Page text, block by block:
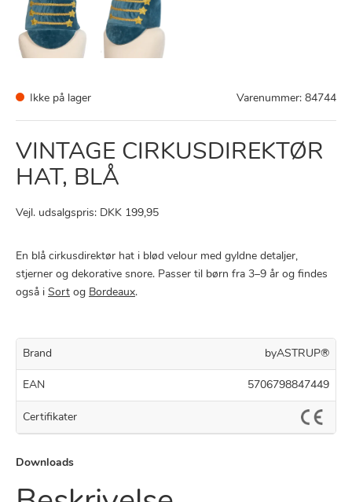
Ikke på lager Varenummer: 84744
VINTAGE CIRKUSDIREKTØR
HAT, BLÅ
Vejl. udsalgspris: DKK 199,95
En blå cirkusdirektør hat i blød velour med gyldne detaljer,
stjerner og dekorative snore. Passer til børn fra 3–9 år og findes
også i Sort og Bordeaux.
Brand byASTRUP®
EAN 5706798847449
Certifikater
Downloads